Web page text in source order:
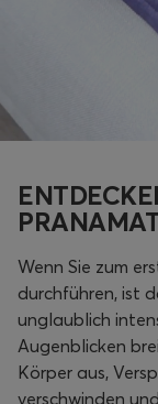
Wenn Sie zum
durchführen, ist
unglaublich
Augenblicken
Körper aus,
verschwinden